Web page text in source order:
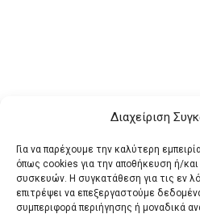
Διαχείριση
Για να παρέχουμε την καλύτερη
όπως cookies για την αποθήκευση ή/
συσκευών. Η συγκατάθεση για τις εν
επιτρέψει να επεξεργαστούμε
συμπεριφορά περιήγησης ή μοναδικά